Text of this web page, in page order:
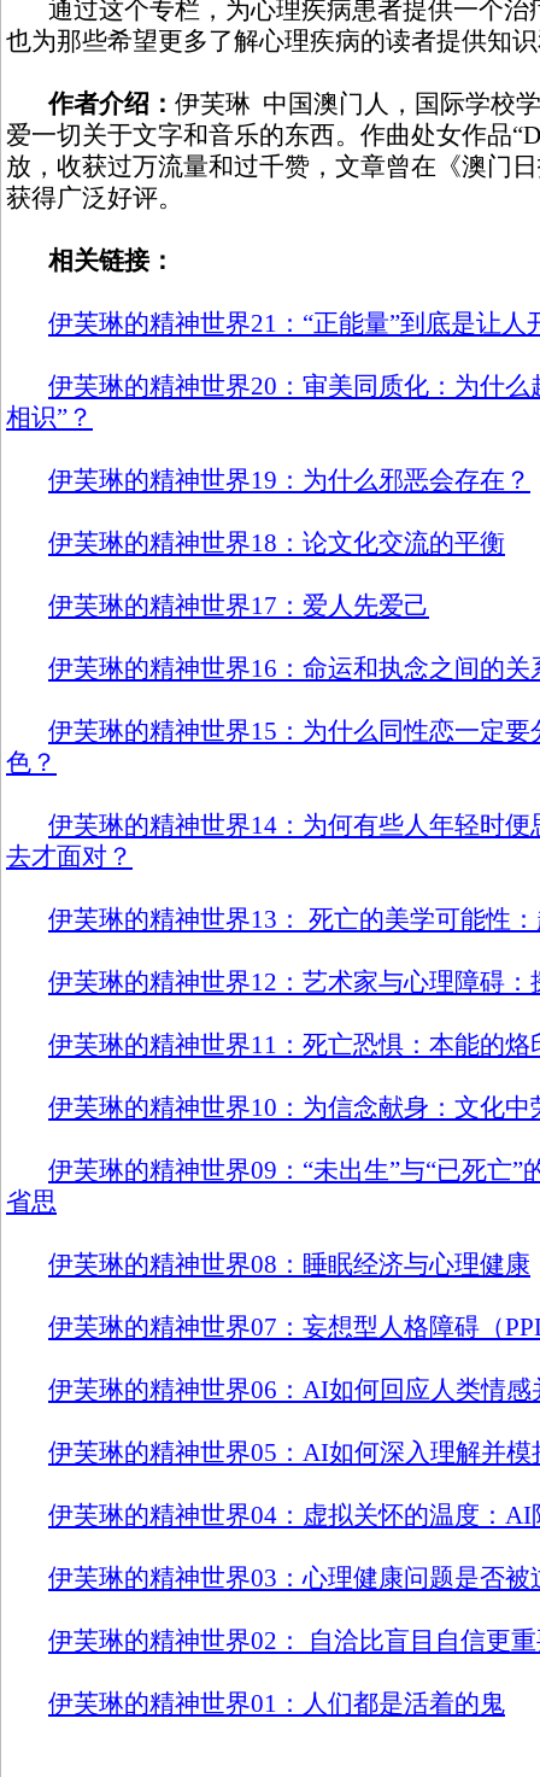
通过这个专栏，为心理疾病患者提供一个治
也为那些希望更多了解心理疾病的读者提供知
作者介绍： 伊芙琳 中国澳门人，国际学校
爱一切关于文字和音乐的东西。作曲处女作品
放，收获过万流量和过千赞，文章曾在《澳门
获得广泛好评。
相关链接：
伊芙琳的精神世界21：“正能量”到底是让
伊芙琳的精神世界20：审美同质化：为什
相识”？
伊芙琳的精神世界19：为什么邪恶会存在？
伊芙琳的精神世界18：论文化交流的平衡
伊芙琳的精神世界17：爱人先爱己
伊芙琳的精神世界16：命运和执念之间的关
伊芙琳的精神世界15：为什么同性恋一定
色？
伊芙琳的精神世界14：为何有些人年轻时
去才面对？
伊芙琳的精神世界13： 死亡的美学可能性
伊芙琳的精神世界12：艺术家与心理障碍
伊芙琳的精神世界11：死亡恐惧：本能的
伊芙琳的精神世界10：为信念献身：文化中
伊芙琳的精神世界09：“未出生”与“已死亡
省思
伊芙琳的精神世界08：睡眠经济与心理健康
伊芙琳的精神世界07：妄想型人格障碍（
伊芙琳的精神世界06：AI如何回应人类情
伊芙琳的精神世界05：AI如何深入理解并模
伊芙琳的精神世界04：虚拟关怀的温度：
伊芙琳的精神世界03：心理健康问题是否被
伊芙琳的精神世界02： 自洽比盲目自信更
伊芙琳的精神世界01：人们都是活着的鬼